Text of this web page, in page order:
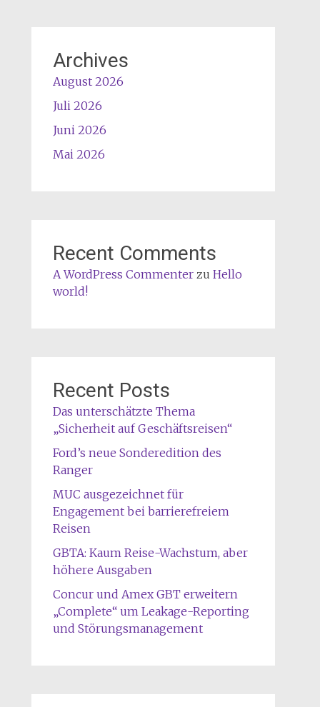
Archives
August 2026
Juli 2026
Juni 2026
Mai 2026
Recent Comments
A WordPress Commenterzu Hello
world!
Recent Posts
Das unterschätzte Thema
„Sicherheit auf Geschäftsreisen“
Ford’s neue Sonderedition des
Ranger
MUC ausgezeichnet für
Engagement bei barrierefreiem
Reisen
GBTA: Kaum Reise-Wachstum, aber
höhere Ausgaben
Concur und Amex GBT erweitern
„Complete“ um Leakage-Reporting
und Störungsmanagement